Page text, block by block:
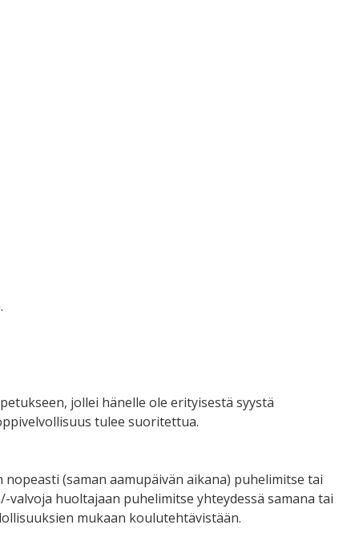
jollei hänelle ole erityisestä syystä
tulee suoritettua.
(saman aamupäivän aikana) puhelimitse tai
huoltajaan puhelimitse yhteydessä samana tai
mukaan koulutehtävistään.